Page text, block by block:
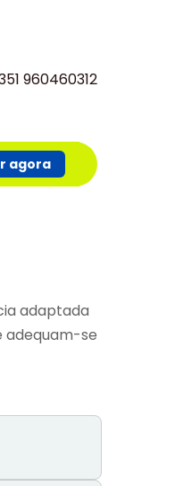
960460312
agora
adaptada
adequam-se